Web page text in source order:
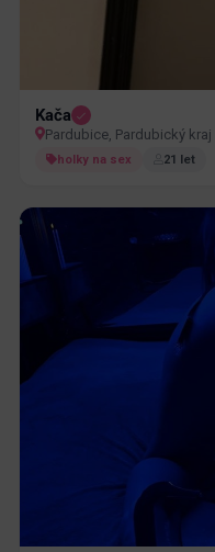
Kača
Pardubice, Pardubický kraj
holky na sex 21 let